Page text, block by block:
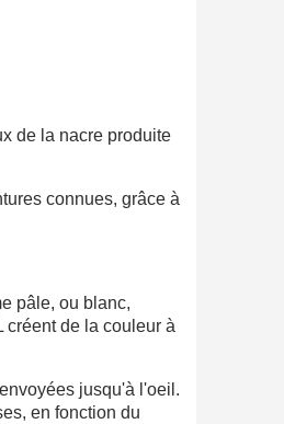
de la nacre produite
connues, grâce à
pâle, ou blanc,
créent de la couleur à
jusqu'à l'oeil.
en fonction du